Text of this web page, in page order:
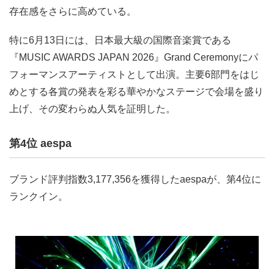
存在感をさらに高めている。
特に6月13日には、日本最大級の国際音楽賞である
『MUSIC AWARDS JAPAN 2026』Grand Ceremonyにパ
フォーマンスアーティストとして出演。主要6部門をはじ
めとする各賞の発表を彩る華やかなステージで会場を盛り
上げ、その変わらぬ人気を証明した。
第4位 aespa
ブランド評判指数3,177,356を獲得したaespaが、第4位に
ランクイン。